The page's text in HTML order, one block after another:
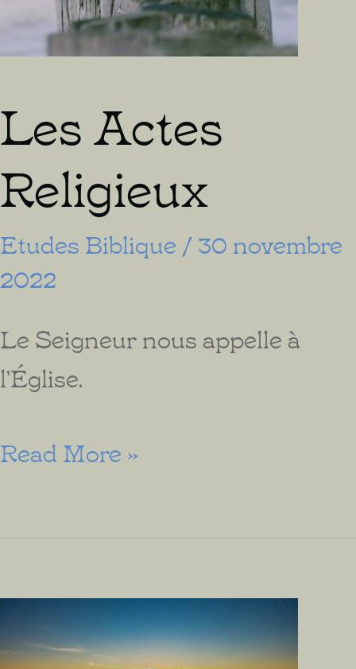
Les Actes
Religieux
Etudes Biblique /30 novembre
2022
Le Seigneur nous appelle à
l’Église.
Les
Read More »